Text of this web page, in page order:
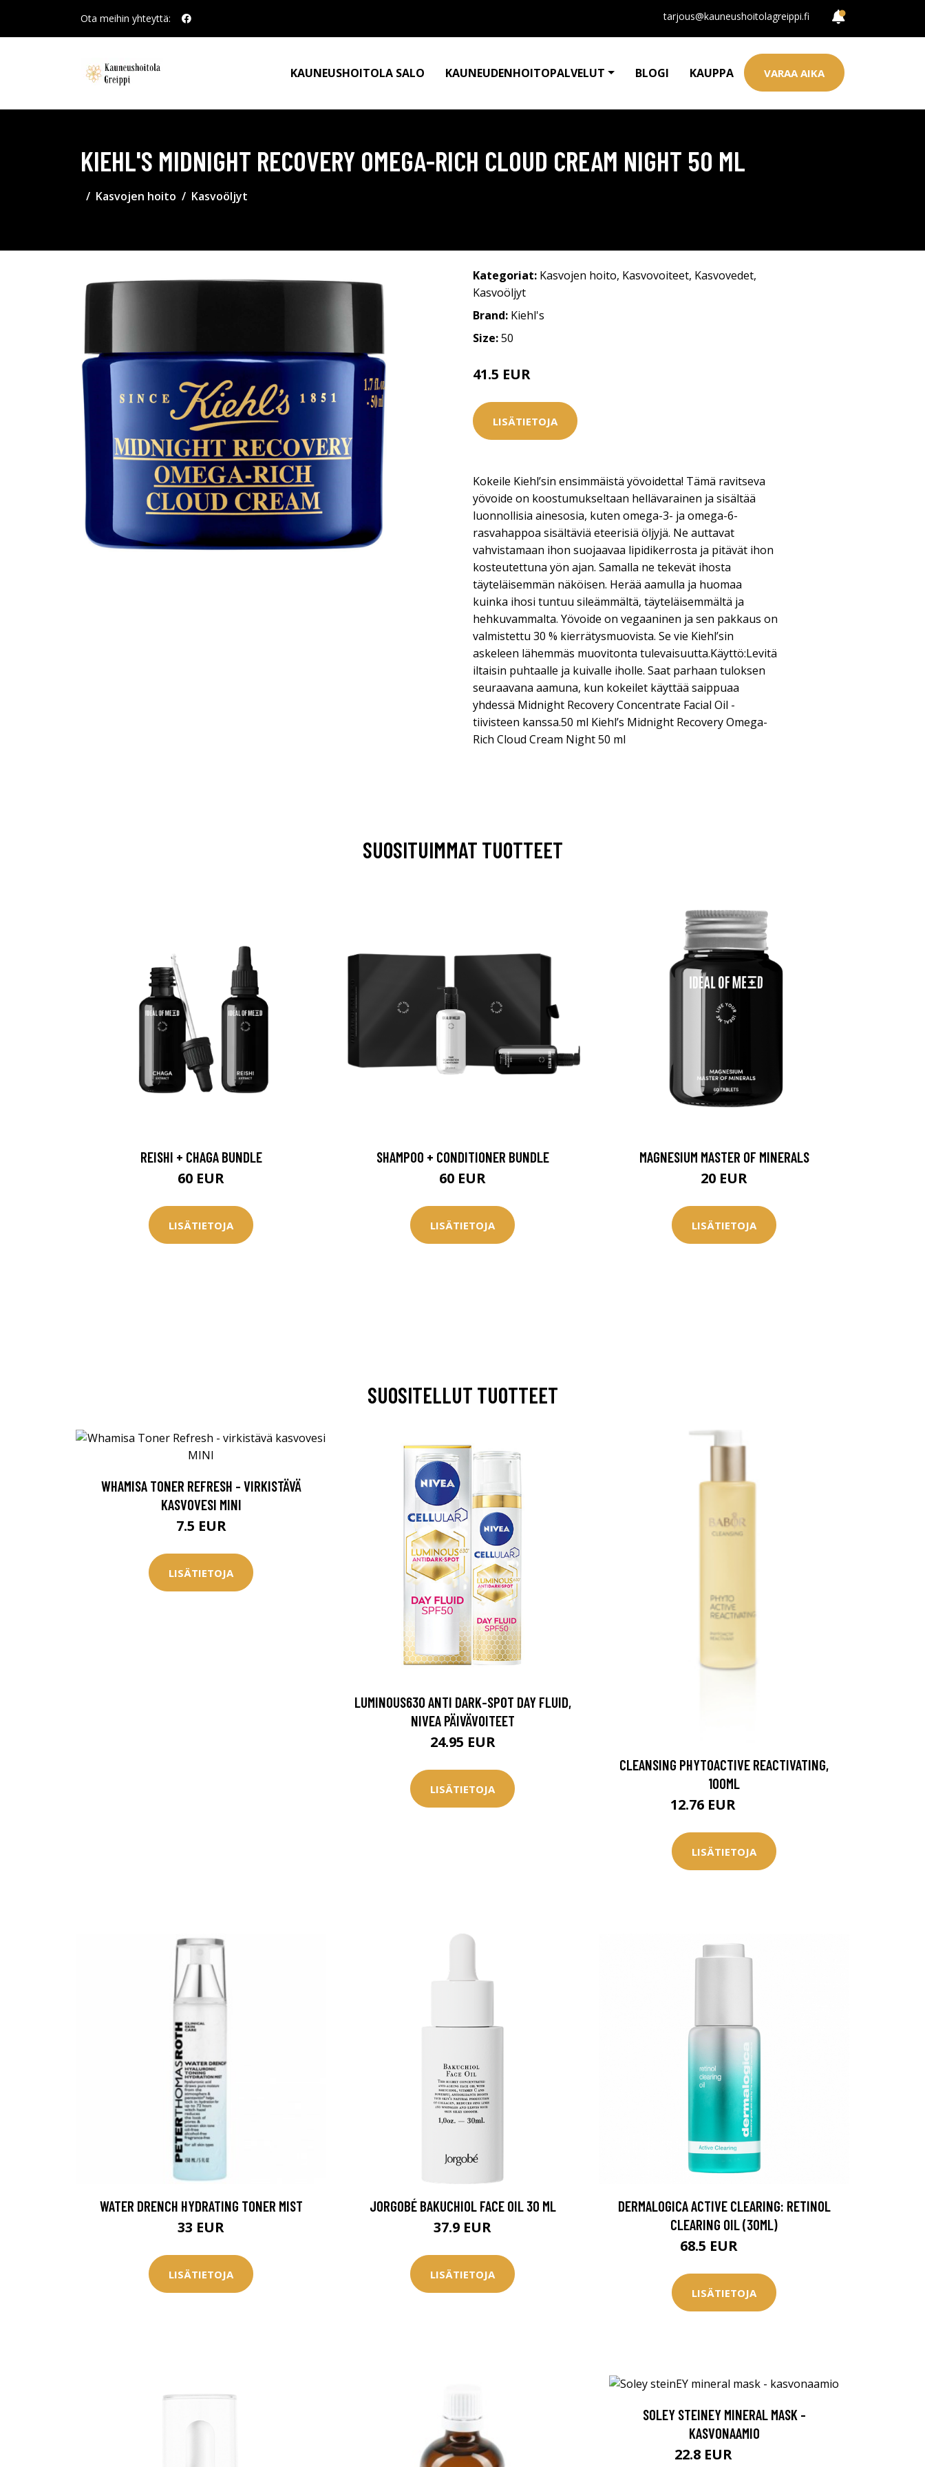
Ota meihin yhteyttä: tarjous@kauneushoitolagreippi.fi
KAUNEUSHOITOLA SALO KAUNEUDENHOITOPALVELUT BLOGI KAUPPA VARAA AIKA
KIEHL'S MIDNIGHT RECOVERY OMEGA-RICH CLOUD CREAM NIGHT 50 ML
Kasvojen hoito Kasvoöljyt
Kategoriat: Kasvojen hoito, Kasvovoiteet, Kasvovedet,
Kasvoöljyt
Brand: Kiehl's
Size:50
41.5 EUR
LISÄTIETOJA
Kokeile Kiehl’sin ensimmäistä yövoidetta! Tämä ravitseva
yövoide on koostumukseltaan hellävarainen ja sisältää
luonnollisia ainesosia, kuten omega-3- ja omega-6-
rasvahappoa sisältäviä eteerisiä öljyjä. Ne auttavat
vahvistamaan ihon suojaavaa lipidikerrosta ja pitävät ihon
kosteutettuna yön ajan. Samalla ne tekevät ihosta
täyteläisemmän näköisen. Herää aamulla ja huomaa
kuinka ihosi tuntuu sileämmältä, täyteläisemmältä ja
hehkuvammalta. Yövoide on vegaaninen ja sen pakkaus on
valmistettu 30 % kierrätysmuovista. Se vie Kiehl’sin
askeleen lähemmäs muovitonta tulevaisuutta.Käyttö:Levitä
iltaisin puhtaalle ja kuivalle iholle. Saat parhaan tuloksen
seuraavana aamuna, kun kokeilet käyttää saippuaa
yhdessä Midnight Recovery Concentrate Facial Oil -
tiivisteen kanssa.50 ml Kiehl’s Midnight Recovery Omega-
Rich Cloud Cream Night 50 ml
SUOSITUIMMAT TUOTTEET
REISHI + CHAGA BUNDLE
60 EUR
LISÄTIETOJA
SHAMPOO + CONDITIONER BUNDLE
60 EUR
LISÄTIETOJA
MAGNESIUM MASTER OF MINERALS
20 EUR
LISÄTIETOJA
SUOSITELLUT TUOTTEET
WHAMISA TONER REFRESH - VIRKISTÄVÄ
KASVOVESI MINI
7.5 EUR
LISÄTIETOJA
LUMINOUS630 ANTI DARK-SPOT DAY FLUID,
NIVEA PÄIVÄVOITEET
24.95 EUR
LISÄTIETOJA
CLEANSING PHYTOACTIVE REACTIVATING,
100ML
12.76 EUR
LISÄTIETOJA
WATER DRENCH HYDRATING TONER MIST
33 EUR
LISÄTIETOJA
JORGOBÉ BAKUCHIOL FACE OIL 30 ML
37.9 EUR
LISÄTIETOJA
DERMALOGICA ACTIVE CLEARING: RETINOL
CLEARING OIL (30ML)
68.5 EUR
LISÄTIETOJA
SOLEY STEINEY MINERAL MASK -
KASVONAAMIO
22.8 EUR
Erikoistarjous
Sponsoriltamme
IdealofMeD Kauppa
Kaikki IdealofMeDin tuotteet -20 %!
Saat myös -200 € toimenpiteistä, kunvaraat
konsultaation